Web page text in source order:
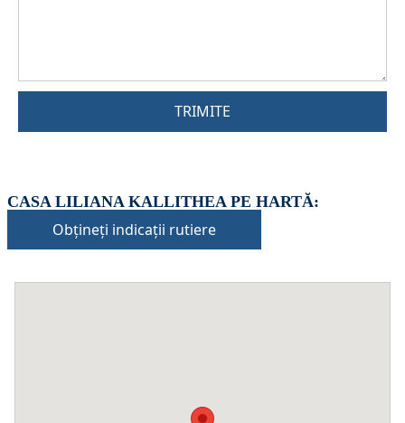
TRIMITE
CASA LILIANA KALLITHEA PE HARTĂ:
Obțineți indicații rutiere